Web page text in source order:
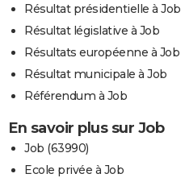
Résultat présidentielle à Job
Résultat législative à Job
Résultats européenne à Job
Résultat municipale à Job
Référendum à Job
En savoir plus sur Job
Job (63990)
Ecole privée à Job